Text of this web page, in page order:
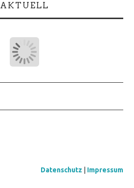
AKTUELL
Datenschutz Impressum